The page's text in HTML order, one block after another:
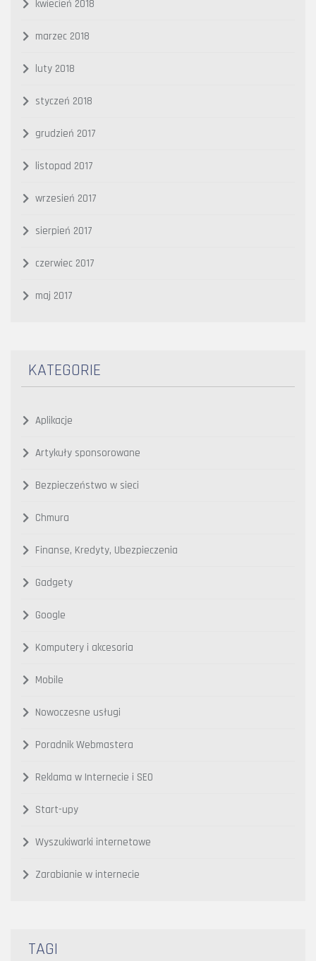
kwiecień 2018
marzec 2018
luty 2018
styczeń 2018
grudzień 2017
listopad 2017
wrzesień 2017
sierpień 2017
czerwiec 2017
maj 2017
KATEGORIE
Aplikacje
Artykuły sponsorowane
Bezpieczeństwo w sieci
Chmura
Finanse, Kredyty, Ubezpieczenia
Gadgety
Google
Komputery i akcesoria
Mobile
Nowoczesne usługi
Poradnik Webmastera
Reklama w Internecie i SEO
Start-upy
Wyszukiwarki internetowe
Zarabianie w internecie
TAGI